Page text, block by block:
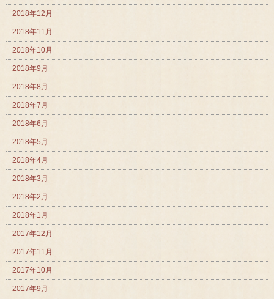
2018年12月
2018年11月
2018年10月
2018年9月
2018年8月
2018年7月
2018年6月
2018年5月
2018年4月
2018年3月
2018年2月
2018年1月
2017年12月
2017年11月
2017年10月
2017年9月